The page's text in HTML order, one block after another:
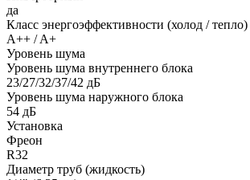
да
Класс энергоэффективности (холод / тепло)
A++ / A+
Уровень шума
Уровень шума внутреннего блока
23/27/32/37/42 дБ
Уровень шума наружного блока
54 дБ
Установка
Фреон
R32
Диаметр труб (жидкость)